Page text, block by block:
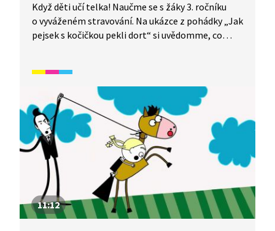
Když děti učí telka! Naučme se s žáky 3. ročníku
o vyváženém stravování. Na ukázce z pohádky „Jak
pejsek s kočičkou pekli dort“ si uvědomme, co
tvarohovou pomazánku. Video je vhodné také jako
doplňková aktivita k výuce češtiny pro cizince. Děti
se naučí názvy některých potravin a slovesa
spojená s vařením. Určeno především
pro začátečníky mladšího školního věku.
11:12